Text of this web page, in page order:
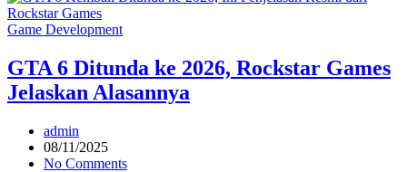
Game Development
GTA 6 Ditunda ke 2026, Rockstar Games
Jelaskan Alasannya
admin
08/11/2025
No Comments